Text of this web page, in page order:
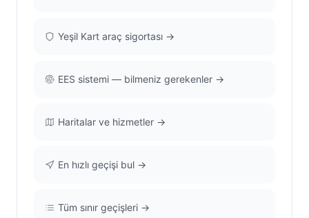
Yeşil Kart araç sigortası →
EES sistemi — bilmeniz gerekenler →
Haritalar ve hizmetler →
En hızlı geçişi bul →
Tüm sınır geçişleri →